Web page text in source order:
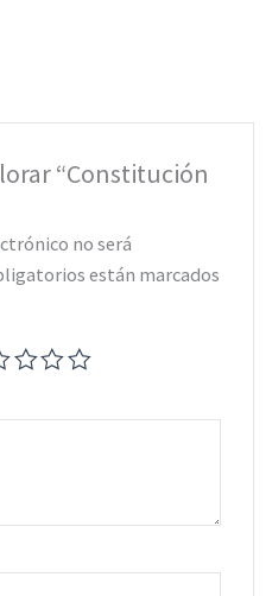
“Constitución
no será
están marcados